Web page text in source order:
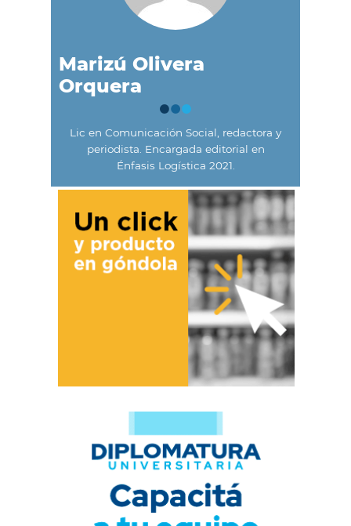
Marizú Olivera
Orquera
Lic en Comunicación Social, redactora y
periodista. Encargada editorial en
Énfasis Logística 2021.